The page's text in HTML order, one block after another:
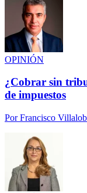
OPINIÓN
¿Cobrar sin
de impuestos
PorFrancisco